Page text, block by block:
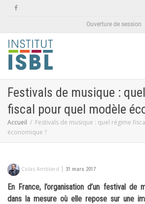
Ouverture de session
Festivals de musique :
fiscal pour quel modèle
Accueil
Festivals de musique : quel régime
économique ?
Colas Amblard | 31 mars 2017
En France, l’organisation d’un festival de
dans la mesure où elle repose sur une